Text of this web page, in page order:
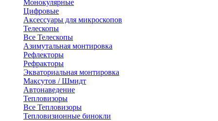
Монокулярные
Цифровые
Аксессуары для микроскопов
Телескопы
Все Телескопы
Азимутальная монтировка
Рефлекторы
Рефракторы
Экваториальная монтировка
Максутов / Шмидт
Автонаведение
Тепловизоры
Все Тепловизоры
Тепловизионные бинокли